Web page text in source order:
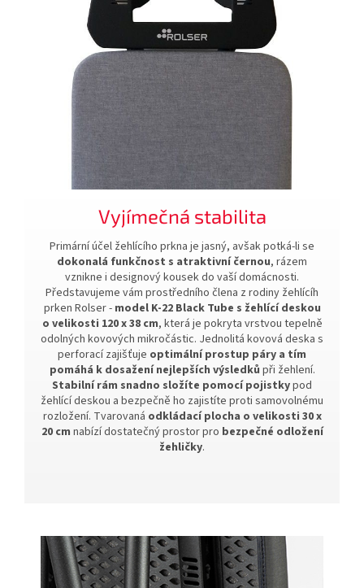
Vyjímečná stabilita
Primární účel žehlícího prkna je jasný, avšak potká-li se
dokonalá funkčnost s atraktivní černou, rázem
vznikne i designový kousek do vaší domácnosti.
Představujeme vám prostředního člena z rodiny žehlícíh
prken Rolser - model K-22 Black Tube s žehlící deskou
o velikosti 120 x 38 cm, která je pokryta vrstvou tepelně
odolných kovových mikročástic. Jednolitá kovová deska s
perforací zajišťuje optimální prostup páry a tím
pomáhá k dosažení nejlepších výsledků při žehlení.
Stabilní rám snadno složíte pomocí pojistkypod
žehlící deskou a bezpečně ho zajistíte proti samovolnému
rozložení. Tvarovaná odkládací plocha o velikosti 30 x
20 cm nabízí dostatečný prostor pro bezpečné odložení
žehličky.